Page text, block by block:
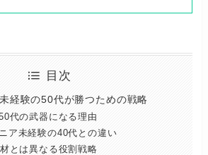
目次
経験の50代が勝つための戦略
代の武器になる理由
ア未経験の40代との違い
とは異なる役割戦略